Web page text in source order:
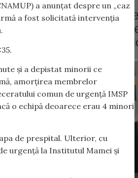
a anunțat despre un „caz
a fost solicitată intervenția
și a depistat minorii ce
amorțirea membrelor
comun de urgență IMSP
o echipă deoarece erau 4 minori
de prespital. Ulterior, cu
urgență la Institutul Mamei și